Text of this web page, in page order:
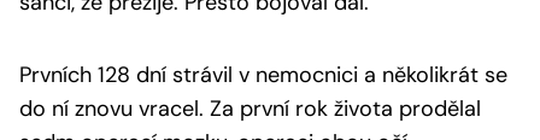
Prvních 128 dní strávil v nemocnici a několikrát se
do ní znovu vracel. Za první rok života prodělal